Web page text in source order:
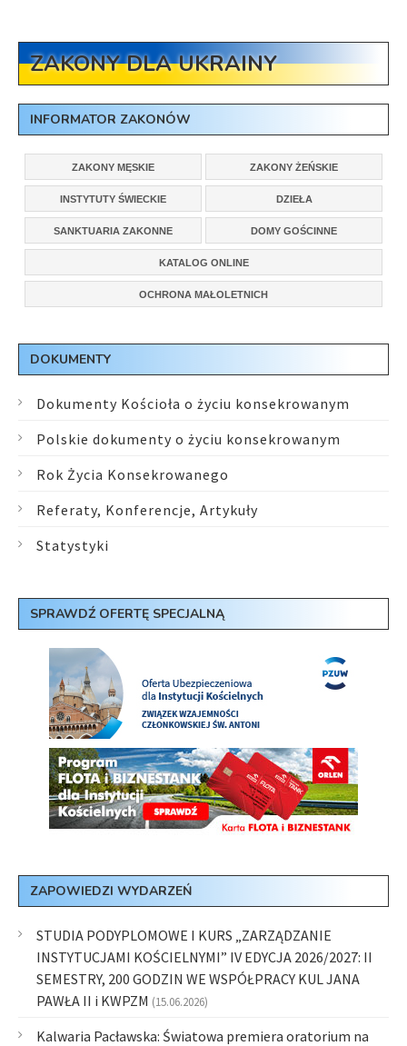
ZAKONY DLA UKRAINY
INFORMATOR ZAKONÓW
ZAKONY MĘSKIE ZAKONY ŻEŃSKIE
INSTYTUTY ŚWIECKIE DZIEŁA
SANKTUARIA ZAKONNE DOMY GOŚCINNE
KATALOG ONLINE
OCHRONA MAŁOLETNICH
DOKUMENTY
Dokumenty Kościoła o życiu konsekrowanym
Polskie dokumenty o życiu konsekrowanym
Rok Życia Konsekrowanego
Referaty, Konferencje, Artykuły
Statystyki
SPRAWDŹ OFERTĘ SPECJALNĄ
ZAPOWIEDZI WYDARZEŃ
STUDIA PODYPLOMOWE I KURS „ZARZĄDZANIE
INSTYTUCJAMI KOŚCIELNYMI” IV EDYCJA 2026/2027: II
SEMESTRY, 200 GODZIN WE WSPÓŁPRACY KUL JANA
PAWŁA II i KWPZM (15.06.2026)
Kalwaria Pacławska: Światowa premiera oratorium na